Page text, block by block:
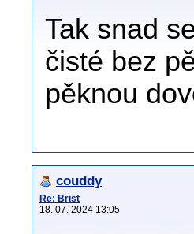
Tak snad
čisté bez
pěknou
couddy
Re: Brist
18. 07. 2024 13:05